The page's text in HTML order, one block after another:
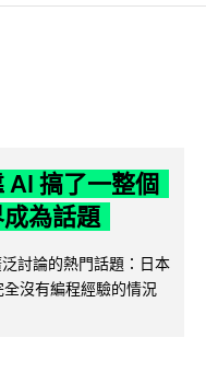
AI 搞了一整個
為話題
討論的熱門話題：日本
沒有編程經驗的情況